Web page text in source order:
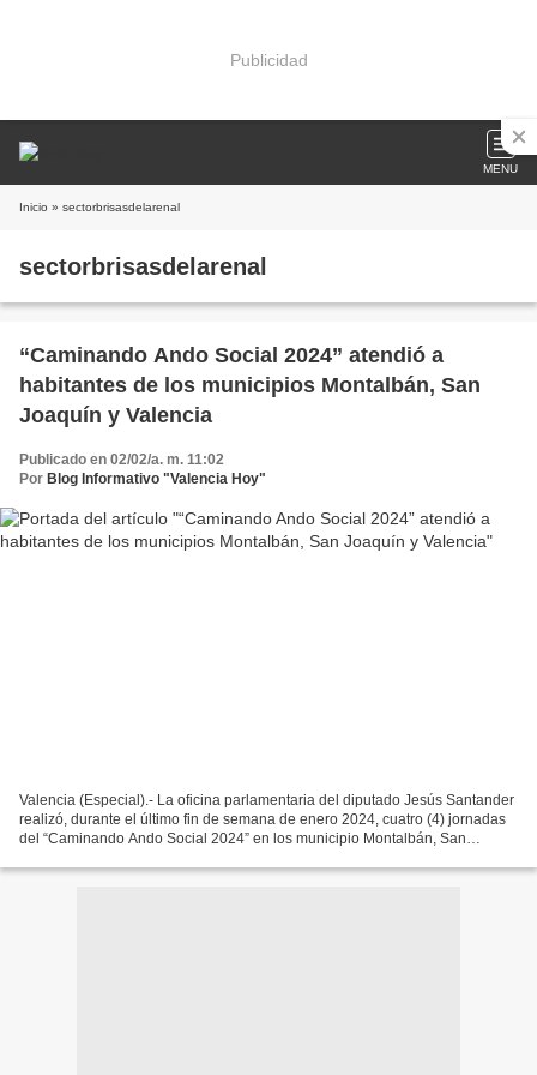
Publicidad
MENU
Inicio » sectorbrisasdelarenal
sectorbrisasdelarenal
“Caminando Ando Social 2024” atendió a
habitantes de los municipios Montalbán, San
Joaquín y Valencia
Publicado en 02/02/a. m. 11:02
Por Blog Informativo "Valencia Hoy"
Valencia (Especial).- La oficina parlamentaria del diputado Jesús Santander
realizó, durante el último fin de semana de enero 2024, cuatro (4) jornadas
del “Caminando Ando Social 2024” en los municipio Montalbán, San